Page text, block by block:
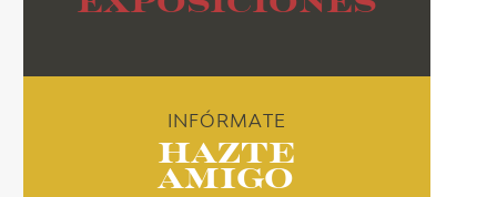
INFÓRMATE
Hazte
Amigo